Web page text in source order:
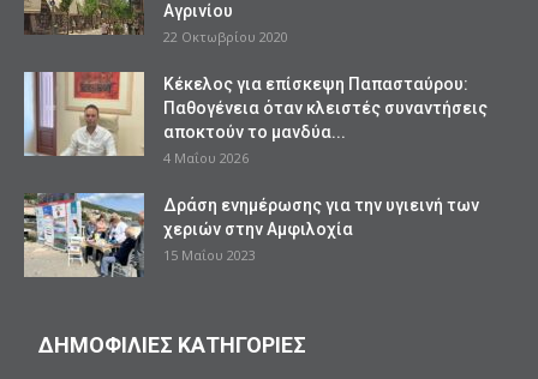
Αγρινίου
22 Οκτωβρίου 2020
Κέκελος για επίσκεψη Παπασταύρου:
Παθογένεια όταν κλειστές συναντήσεις
αποκτούν το μανδύα...
4 Μαΐου 2026
Δράση ενημέρωσης για την υγιεινή των
χεριών στην Αμφιλοχία
15 Μαΐου 2023
ΔΗΜΟΦΙΛΙΕΣ ΚΑΤΗΓΟΡΙΕΣ